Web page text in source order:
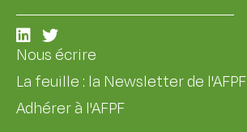
Nous écrire
La feuille : la Newsletter de l'AFPF
Adhérer à l'AFPF